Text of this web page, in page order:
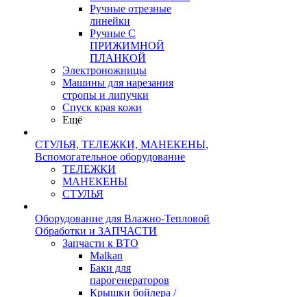
Ручные отрезные
линейки
Ручные С
ПРИЖИМНОЙ
ПЛАНКОЙ
Электроножницы
Машины для нарезания
стропы и липучки
Спуск края кожи
Ещё
СТУЛЬЯ, ТЕЛЕЖКИ, МАНЕКЕНЫ,
Вспомогательное оборудование
ТЕЛЕЖКИ
МАНЕКЕНЫ
СТУЛЬЯ
Оборудование для Влажно-Тепловой
Обработки и ЗАПЧАСТИ
Запчасти к ВТО
Malkan
Баки для
парогенераторов
Крышки бойлера /